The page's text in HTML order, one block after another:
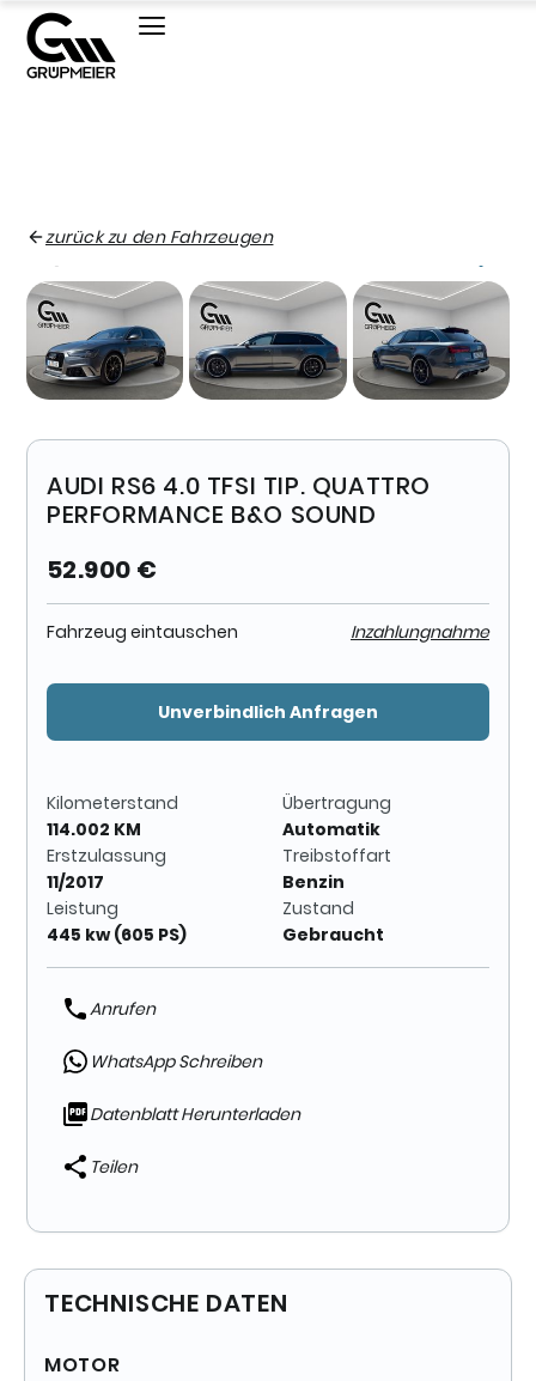
zurück zu den Fahrzeugen
AUDI RS6 4.0 TFSI TIP. QUATTRO
PERFORMANCE B&O SOUND
52.900 €
Fahrzeug eintauschen Inzahlungnahme
Unverbindlich Anfragen
Kilometerstand
114.002 KM
Erstzulassung
11/2017
Leistung
445 kw (605 PS)
Übertragung
Automatik
Treibstoffart
Benzin
Zustand
Gebraucht
Anrufen
WhatsApp Schreiben
Datenblatt Herunterladen
Teilen
TECHNISCHE DATEN
MOTOR